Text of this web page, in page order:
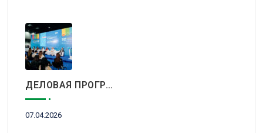
ДЕЛОВАЯ ПРОГРАММА KITF 2026: ВАЖНЕЙШИЕ АСПЕКТЫ РЫНКА ТУРИЗМА В НОВОЙ РЕАЛЬНОСТИ ОБСУДЯТ В АЛМАТЫ
07.04.2026